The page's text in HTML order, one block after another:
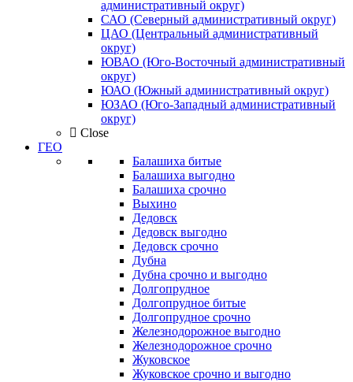
административный округ)
САО (Северный административный округ)
ЦАО (Центральный административный
округ)
ЮВАО (Юго-Восточный административный
округ)
ЮАО (Южный административный округ)
ЮЗАО (Юго-Западный административный
округ)
Close
ГЕО
Балашиха битые
Балашиха выгодно
Балашиха срочно
Выхино
Дедовск
Дедовск выгодно
Дедовск срочно
Дубна
Дубна срочно и выгодно
Долгопрудное
Долгопрудное битые
Долгопрудное срочно
Железнодорожное выгодно
Железнодорожное срочно
Жуковское
Жуковское срочно и выгодно